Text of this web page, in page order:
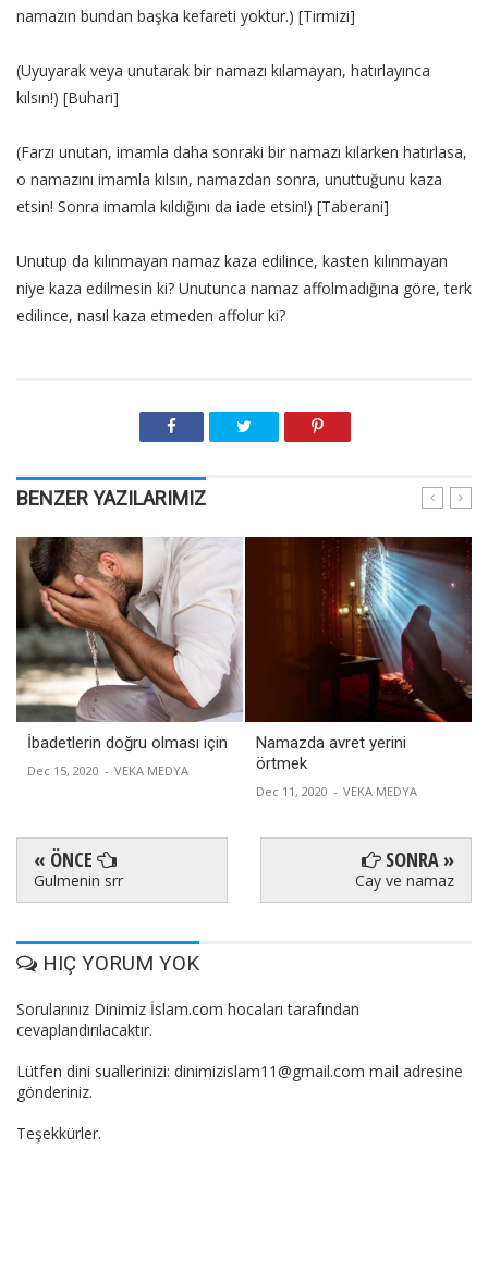
namazın bundan başka kefareti yoktur.) [Tirmizi]
(Uyuyarak veya unutarak bir namazı kılamayan, hatırlayınca
kılsın!) [Buhari]
(Farzı unutan, imamla daha sonraki bir namazı kılarken hatırlasa,
o namazını imamla kılsın, namazdan sonra, unuttuğunu kaza
etsin! Sonra imamla kıldığını da iade etsin!) [Taberani]
Unutup da kılınmayan namaz kaza edilince, kasten kılınmayan
niye kaza edilmesin ki? Unutunca namaz affolmadığına göre, terk
edilince, nasıl kaza etmeden affolur ki?
BENZER YAZILARIMIZ
İbadetlerin doğru olması için
Dec 15, 2020 - VEKA MEDYA
Namazda avret yerini
örtmek
Dec 11, 2020 - VEKA MEDYA
« ÖNCE
Gulmenin srr
SONRA »
Cay ve namaz
HIÇ YORUM YOK
Sorularınız Dinimiz İslam.com hocaları tarafından
cevaplandırılacaktır.
Lütfen dini suallerinizi: dinimizislam11@gmail.com mail adresine
gönderiniz.
Teşekkürler.